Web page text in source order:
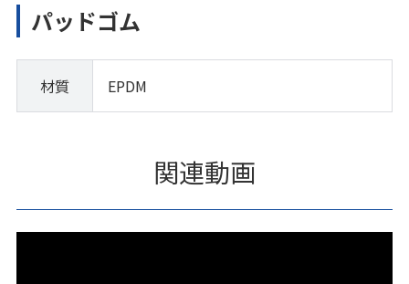
パッドゴム
材質 EPDM
関連動画